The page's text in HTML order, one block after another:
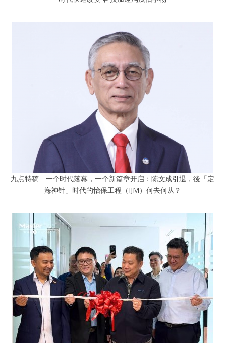
九点特稿︱一个时代落幕，一个新篇章开启：陈文成引退，後「定
海神针」时代的怡保工程（IJM）何去何从？